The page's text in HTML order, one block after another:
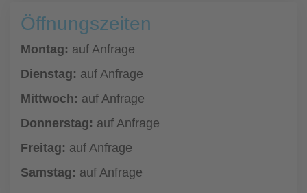
Öffnungszeiten
Montag: auf Anfrage
Dienstag: auf Anfrage
Mittwoch: auf Anfrage
Donnerstag: auf Anfrage
Freitag: auf Anfrage
Samstag: auf Anfrage